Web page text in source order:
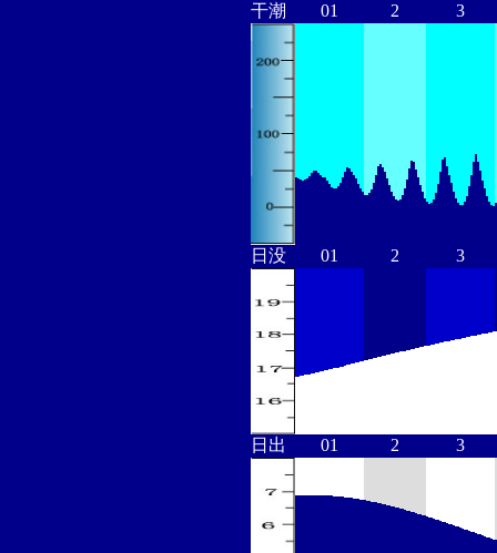
干潮 01 2 3
日没 01 2 3
日出 01 2 3